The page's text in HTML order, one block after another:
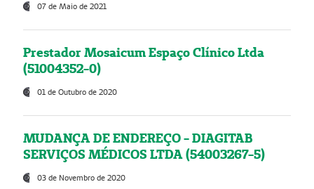
07 de Maio de 2021
Prestador Mosaicum Espaço Clínico Ltda
(51004352-0)
01 de Outubro de 2020
MUDANÇA DE ENDEREÇO - DIAGITAB
SERVIÇOS MÉDICOS LTDA (54003267-5)
03 de Novembro de 2020